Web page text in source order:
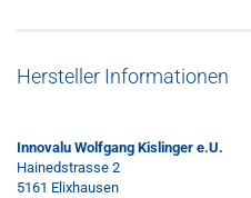
Hersteller Informationen
Innovalu Wolfgang Kislinger e.U.
Hainedstrasse 2
5161 Elixhausen